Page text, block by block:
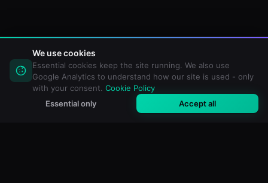
We use cookies
Essential cookies keep the site running. We also use
Google Analytics to understand how our site is used - only
with your consent. Cookie Policy
Essential only
Accept all